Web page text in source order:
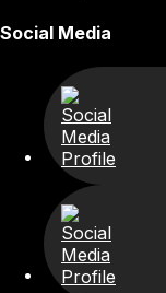
Social Media